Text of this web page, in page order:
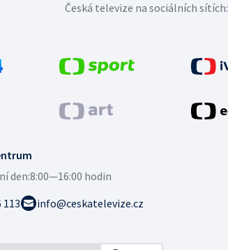
den:8:00—16:00 hodin
113
info@ceskatelevize.cz
Česká televize na sociálních sítích: